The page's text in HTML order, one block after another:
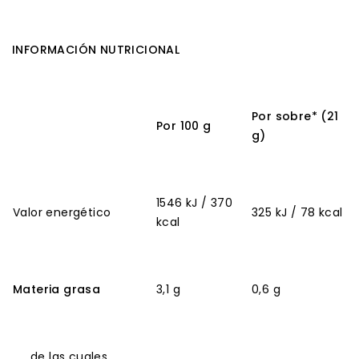
INFORMACIÓN NUTRICIONAL
Por 100 g
Por sobre* (21
g)
Valor energético
1546 kJ / 370
kcal
325 kJ / 78 kcal
Materia grasa 3,1 g 0,6 g